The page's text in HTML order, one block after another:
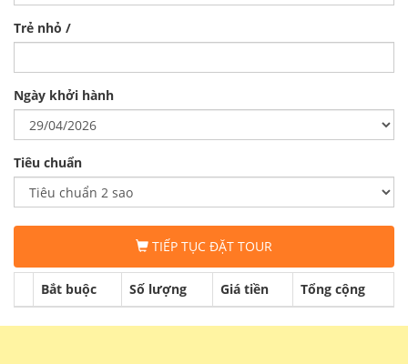
Trẻ nhỏ /
Ngày khởi hành
Tiêu chuẩn
TIẾP TỤC ĐẶT TOUR
Bắt buộc Số lượng Giá tiền Tổng cộng